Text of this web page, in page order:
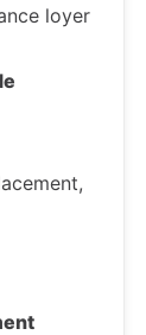
loyer